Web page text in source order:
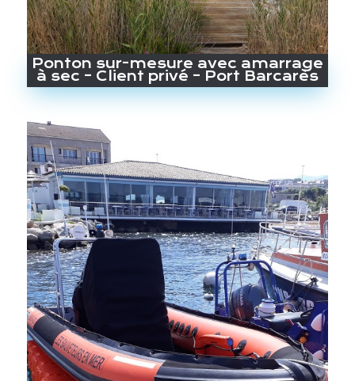
Ponton sur-mesure avec amarrage
à sec – Client privé – Port Barcarès